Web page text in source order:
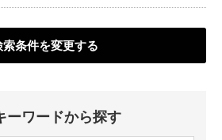
索条件を変更する
ーワードから探す